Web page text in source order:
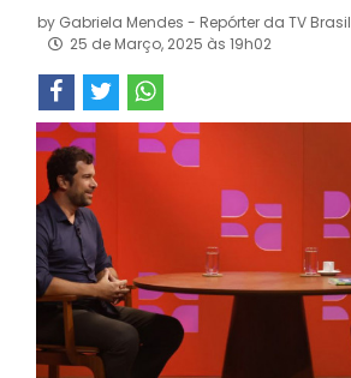
by Gabriela Mendes - Repórter da TV Brasil
25 de Março, 2025 às 19h02